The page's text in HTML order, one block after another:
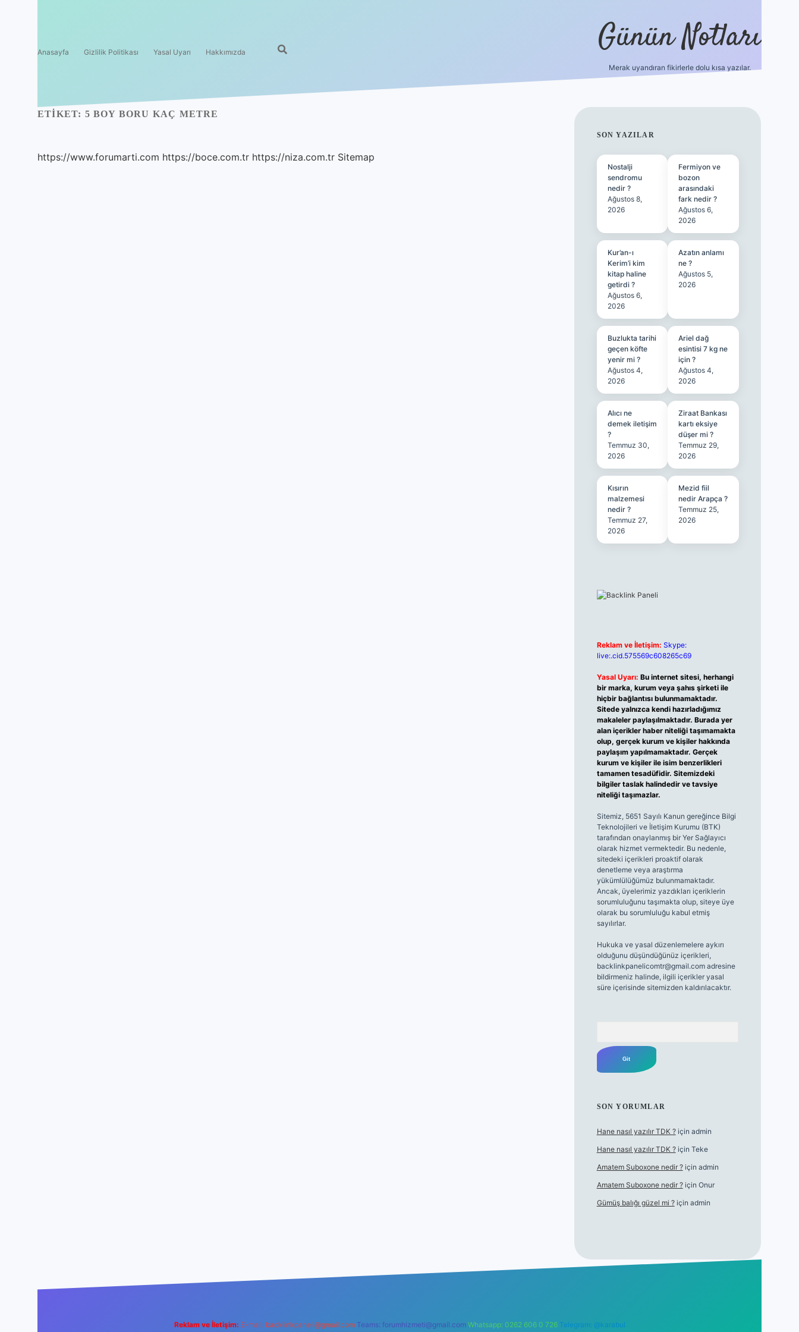
Anasayfa Gizlilik Politikası Yasal Uyarı Hakkımızda Günün Notları
Merak uyandıran fikirlerle dolu kısa yazılar.
ETIKET: 5 BOY BORU KAÇ METRE
https://www.forumarti.com https://boce.com.tr https://niza.com.tr Sitemap
SIDEBAR
SON YAZILAR
Nostalji
sendromu
nedir ?
Ağustos 8,
2026
Fermiyon ve
bozon
arasındaki
fark nedir ?
Ağustos 6,
2026
Kur’an-ı
Kerim’i kim
kitap haline
getirdi ?
Ağustos 6,
2026
Azatın anlamı
ne ?
Ağustos 5,
2026
Buzlukta tarihi
geçen köfte
yenir mi ?
Ağustos 4,
2026
Ariel dağ
esintisi 7 kg ne
için ?
Ağustos 4,
2026
Alıcı ne
demek iletişim
?
Temmuz 30,
2026
Ziraat Bankası
kartı eksiye
düşer mi ?
Temmuz 29,
2026
Kısırın
malzemesi
nedir ?
Temmuz 27,
2026
Mezid fiil
nedir Arapça ?
Temmuz 25,
2026
Reklam ve İletişim: Skype:
live:.cid.575569c608265c69
Yasal Uyarı: Bu internet sitesi, herhangi
bir marka, kurum veya şahıs şirketi ile
hiçbir bağlantısı bulunmamaktadır.
Sitede yalnızca kendi hazırladığımız
makaleler paylaşılmaktadır. Burada yer
alan içerikler haber niteliği taşımamakta
olup, gerçek kurum ve kişiler hakkında
paylaşım yapılmamaktadır. Gerçek
kurum ve kişiler ile isim benzerlikleri
tamamen tesadüfidir. Sitemizdeki
bilgiler taslak halindedir ve tavsiye
niteliği taşımazlar.
Sitemiz, 5651 Sayılı Kanun gereğince Bilgi
Teknolojileri ve İletişim Kurumu (BTK)
tarafından onaylanmış bir Yer Sağlayıcı
olarak hizmet vermektedir. Bu nedenle,
sitedeki içerikleri proaktif olarak
denetleme veya araştırma
yükümlülüğümüz bulunmamaktadır.
Ancak, üyelerimiz yazdıkları içeriklerin
sorumluluğunu taşımakta olup, siteye üye
olarak bu sorumluluğu kabul etmiş
sayılırlar.
Hukuka ve yasal düzenlemelere aykırı
olduğunu düşündüğünüz içerikleri,
backlinkpanelicomtr@gmail.comadresine
bildirmeniz halinde, ilgili içerikler yasal
süre içerisinde sitemizden kaldırılacaktır.
SON YORUMLAR
Hane nasıl yazılır TDK ?için admin
Hane nasıl yazılır TDK ?için Teke
Amatem Suboxone nedir ?için admin
Amatem Suboxone nedir ?için Onur
Gümüş balığı güzel mi ?için admin
Reklam ve İletişim: E-mail: backlinkpaneli@gmail.com Teams: forumhizmeti@gmail.com Whatsapp: 0262 606 0 726 Telegram: @karabul